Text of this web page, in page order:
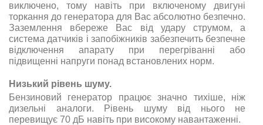
виключено, тому навіть при включеному двигуні
торкання до генератора для Вас абсолютно безпечно.
Заземлення вбереже Вас від удару струмом, а
система датчиків і запобіжників забезпечить безпечне
відключення апарату при перегріванні або
підвищенні напруги понад встановлених норм.
Низький рівень шуму.
Бензиновий генератор працює значно тихіше, ніж
дизельні аналоги. Рівень шуму від нього не
перевищує 70 дБ навіть при високому навантаженні.